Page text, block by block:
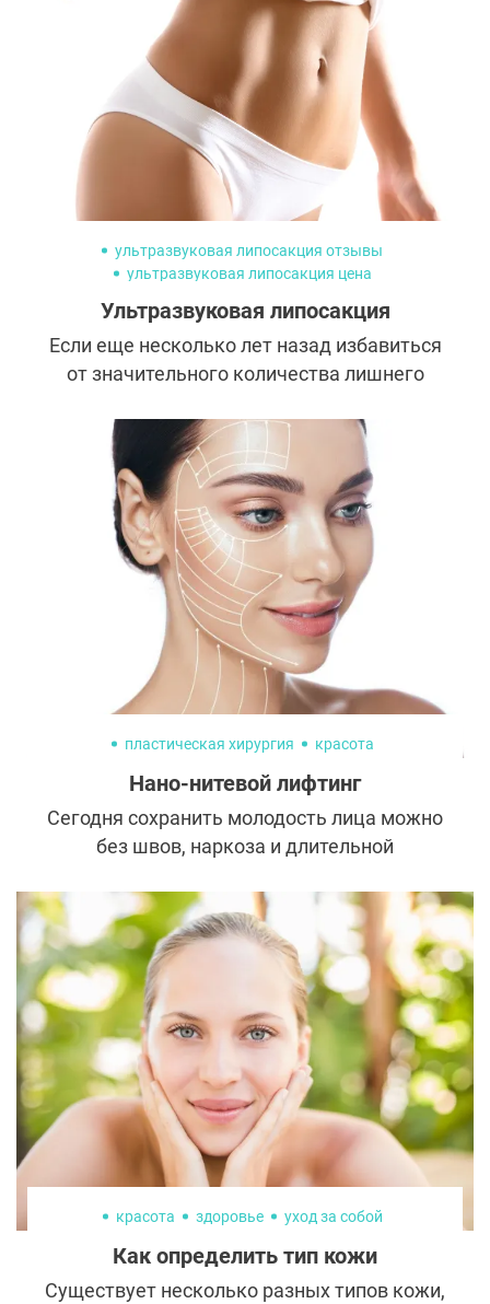
ультразвуковая липосакция отзывы
ультразвуковая липосакция цена
ультразвуковая липосакция фото +до +и после
Ультразвуковая липосакция
Если еще несколько лет назад избавиться
от значительного количества лишнего
путем, то сегодня на смену традиционной
липосакции приходят неинвазивные
методики. Рассказываем об одной из
самых современных — ультразвуковой, по
эффективности сравнимой с традиционной
липосакцией.
пластическая хирургия красота
Нано-нитевой лифтинг
Сегодня сохранить молодость лица можно
без швов, наркоза и длительной
находятся нити PDO, способные творить
чудеса. Это современный способ
подтяжки, который избавляет от
возрастных изменений и возвращает коже
упругость без следа вмешательства.
красота здоровье уход за собой
Как определить тип кожи
Существует несколько разных типов кожи,